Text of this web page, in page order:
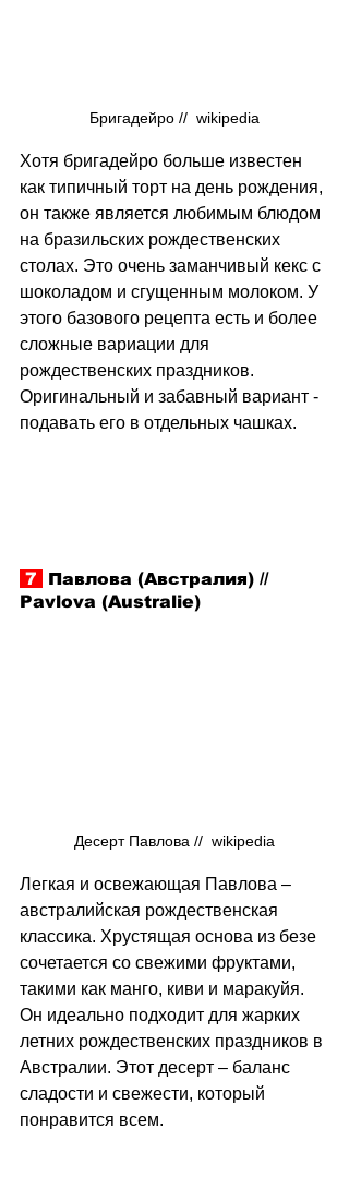
Бригадейро //  wikipedia
Хотя бригадейро больше известен
как типичный торт на день рождения,
он также является любимым блюдом
на бразильских рождественских
столах. Это очень заманчивый кекс с
шоколадом и сгущенным молоком. У
этого базового рецепта есть и более
сложные вариации для
рождественских праздников.
Оригинальный и забавный вариант -
подавать его в отдельных чашках.
7
Павлова (Австралия) //
Pavlova (Australie)
Десерт Павлова //  wikipedia
Легкая и освежающая Павлова –
австралийская рождественская
классика. Хрустящая основа из безе
сочетается со свежими фруктами,
такими как манго, киви и маракуйя.
Он идеально подходит для жарких
летних рождественских праздников в
Австралии. Этот десерт – баланс
сладости и свежести, который
понравится всем.